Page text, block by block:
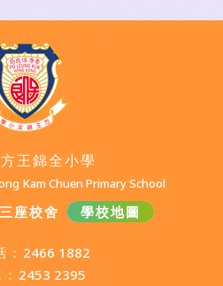
王錦全小學
Kam Chuen Primary School
座校舍 學校地圖
： 2466 1882
2453 2395